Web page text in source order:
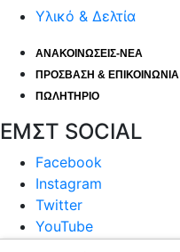
Υλικό & Δελτία
ΑΝΑΚΟΙΝΩΣΕΙΣ-ΝΕΑ
ΠΡΟΣΒΑΣΗ & ΕΠΙΚΟΙΝΩΝΙΑ
ΠΩΛΗΤΗΡΙΟ
ΕΜΣΤ SOCIAL
Facebook
Instagram
Twitter
YouTube